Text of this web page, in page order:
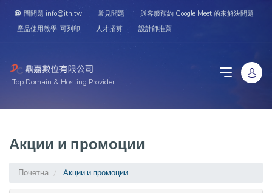
問問題 info@itn.tw 常見問題
與客服預約 Google Meet 的來解決問題
產品使用教學-可列印
人才招募 設計師推薦
Top Domain & Hosting Provider
Акции и промоции
Почетна Акции и промоции